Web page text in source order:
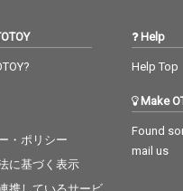
グは、バレア
が担当。最高
完成した。 ジ
・デザイン
「西寺郷
ネル NGC」の
ーサーである
・ポリシー
に基づく表示
Help
Help Top
Make
Found
mail us